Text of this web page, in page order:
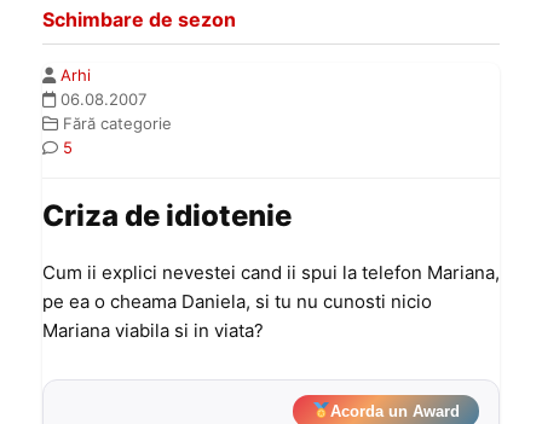
Schimbare de sezon
Arhi
06.08.2007
Fără categorie
5
Criza de idiotenie
Cum ii explici nevestei cand ii spui la telefon Mariana,
pe ea o cheama Daniela, si tu nu cunosti nicio
Mariana viabila si in viata?
Acorda un Award